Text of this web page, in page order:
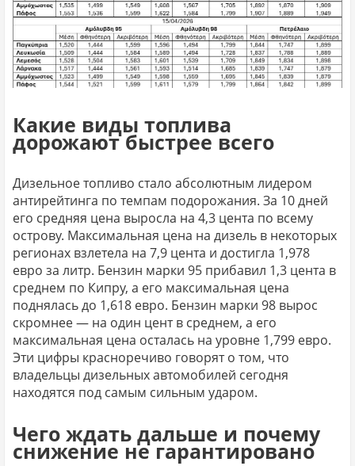
Какие виды топлива
дорожают быстрее всего
Дизельное топливо стало абсолютным лидером
антирейтинга по темпам подорожания. За 10 дней
его средняя цена выросла на 4,3 цента по всему
острову. Максимальная цена на дизель в некоторых
регионах взлетела на 7,9 цента и достигла 1,978
евро за литр. Бензин марки 95 прибавил 1,3 цента в
среднем по Кипру, а его максимальная цена
поднялась до 1,618 евро. Бензин марки 98 вырос
скромнее — на один цент в среднем, а его
максимальная цена осталась на уровне 1,799 евро.
Эти цифры красноречиво говорят о том, что
владельцы дизельных автомобилей сегодня
находятся под самым сильным ударом.
Чего ждать дальше и почему
снижение не гарантировано